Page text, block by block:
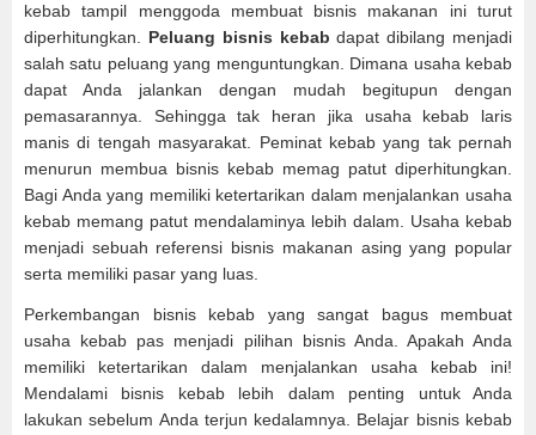
kebab tampil menggoda membuat bisnis makanan ini turut
diperhitungkan. Peluang bisnis kebab dapat dibilang menjadi
salah satu peluang yang menguntungkan. Dimana usaha kebab
dapat Anda jalankan dengan mudah begitupun dengan
pemasarannya. Sehingga tak heran jika usaha kebab laris
manis di tengah masyarakat. Peminat kebab yang tak pernah
menurun membua bisnis kebab memag patut diperhitungkan.
Bagi Anda yang memiliki ketertarikan dalam menjalankan usaha
kebab memang patut mendalaminya lebih dalam. Usaha kebab
menjadi sebuah referensi bisnis makanan asing yang popular
serta memiliki pasar yang luas.
Perkembangan bisnis kebab yang sangat bagus membuat
usaha kebab pas menjadi pilihan bisnis Anda. Apakah Anda
memiliki ketertarikan dalam menjalankan usaha kebab ini!
Mendalami bisnis kebab lebih dalam penting untuk Anda
lakukan sebelum Anda terjun kedalamnya. Belajar bisnis kebab